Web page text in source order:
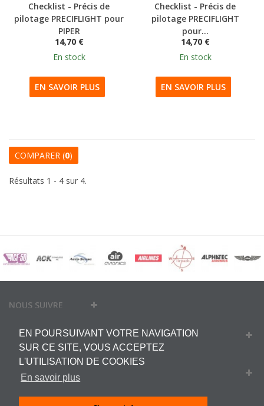
EN POURSUIVANT VOTRE NAVIGATION
SUR CE SITE, VOUS ACCEPTEZ
L'UTILISATION DE COOKIES
En savoir plus
Checklist - Précis de
pilotage PRECIFLIGHT pour
PIPER
14,70 €
En stock
EN SAVOIR PLUS
Checklist - Précis de
pilotage PRECIFLIGHT
pour...
14,70 €
En stock
EN SAVOIR PLUS
COMPARER (0)
Résultats 1 - 4 sur 4.
NOUS SUIVRE
MON COMPTE
INFORMATIONS